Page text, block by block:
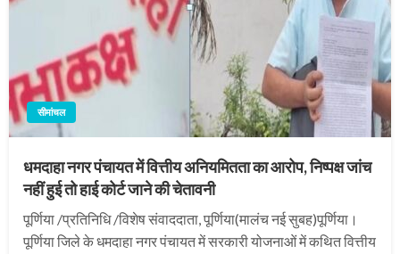
सीमांचल
धमदाहा नगर पंचायत में वित्तीय अनियमितता का आरोप, निष्पक्ष जांच
नहीं हुई तो हाई कोर्ट जाने की चेतावनी
पूर्णिया /प्रतिनिधि /विशेष संवाददाता, पूर्णिया(मालंच नई सुबह)पूर्णिया।
पूर्णिया जिले के धमदाहा नगर पंचायत में सरकारी योजनाओं में कथित वित्तीय